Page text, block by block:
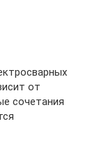
от
сочетания